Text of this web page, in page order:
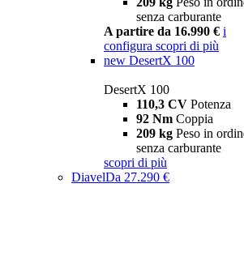
senza carburante
A partire da 16.990 € i
configura scopri di più
new DesertX 100
DesertX 100
110,3 CV Potenza
92 Nm Coppia
209 kg Peso in
senza carburante
scopri di più
DiavelDa 27.290 €